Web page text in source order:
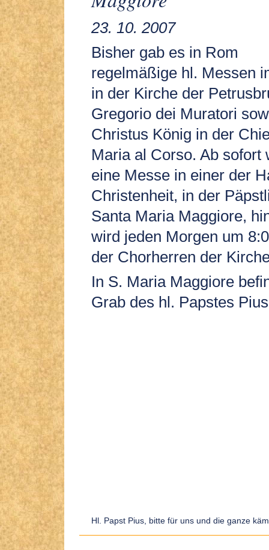
23. 10. 2007
Bisher gab es in Rom
regelmäßige hl. Messen
in der Kirche der
Gregorio dei Muratori
Christus König in der
Maria al Corso. Ab sofort
eine Messe in einer der
Christenheit, in der
Santa Maria Maggiore,
wird jeden Morgen um
der Chorherren der
In S. Maria Maggiore
Grab des hl. Papstes
Hl. Papst Pius, bitte für uns und die ganze